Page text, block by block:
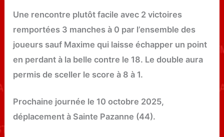
Une rencontre plutôt facile avec 2 victoires
remportées 3 manches à 0 par l’ensemble des
joueurs sauf Maxime qui laisse échapper un point
en perdant à la belle contre le 18. Le double aura
permis de sceller le score à 8 à 1.
Prochaine journée le 10 octobre 2025,
déplacement à Sainte Pazanne (44).